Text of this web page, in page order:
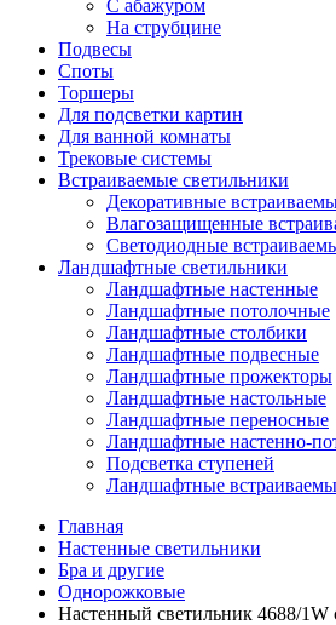
С абажуром
На струбцине
Подвесы
Споты
Торшеры
Для подсветки картин
Для ванной комнаты
Трековые системы
Встраиваемые светильники
Декоративные
Влагозащищенные
Светодиодные
Ландшафтные светильники
Ландшафтные настенные
Ландшафтные потолочные
Ландшафтные столбики
Ландшафтные подвесные
Ландшафтные прожекторы
Ландшафтные настольные
Ландшафтные переносные
Ландшафтные настенно-
Подсветка ступеней
Ландшафтные
Главная
Настенные светильники
Бра и другие
Однорожковые
Настенный светильник 4688/